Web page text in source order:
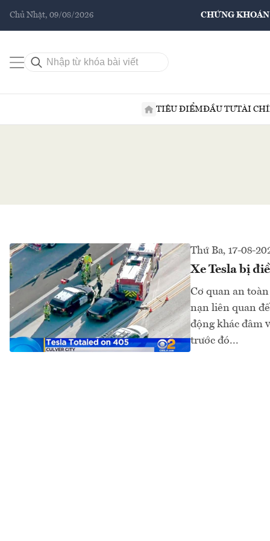
Chủ Nhật, 09/08/2026 CHỨNG KHOÁN
TIÊU ĐIỂMĐẦU TƯTÀI
Thứ Ba, 17-08-
Xe Tesla bị
Cơ quan an
nạn liên quan
động khác đâm
trước đó...